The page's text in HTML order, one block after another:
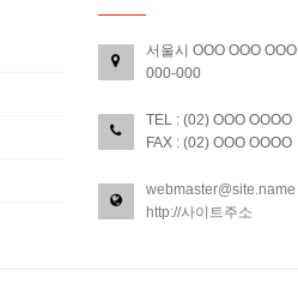
서울시 OOO OOO OOO
000-000
TEL : (02) OOO OOOO
FAX : (02) OOO OOOO
webmaster@site.name
http://사이트주소